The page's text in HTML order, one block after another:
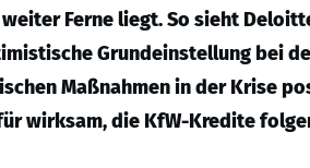
Ferne liegt. So sieht
Grundeinstellung bei
Maßnahmen in der Krise
wirksam, die KfW-Kredite